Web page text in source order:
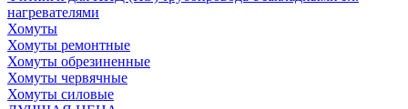
нагревателями
Хомуты
Хомуты ремонтные
Хомуты обрезиненные
Хомуты червячные
Хомуты силовые